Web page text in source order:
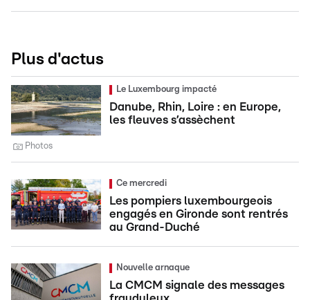
Plus d'actus
Le Luxembourg impacté
Danube, Rhin, Loire : en Europe,
les fleuves s’assèchent
Photos
Ce mercredi
Les pompiers luxembourgeois
engagés en Gironde sont rentrés
au Grand-Duché
Nouvelle arnaque
La CMCM signale des messages